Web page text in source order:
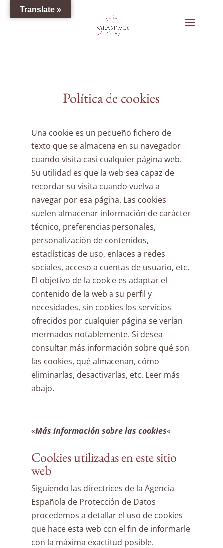
Política de cookies
Una cookie es un pequeño fichero de
texto que se almacena en su navegador
cuando visita casi cualquier página web.
Su utilidad es que la web sea capaz de
recordar su visita cuando vuelva a
navegar por esa página. Las cookies
suelen almacenar información de carácter
técnico, preferencias personales,
personalización de contenidos,
estadísticas de uso, enlaces a redes
sociales, acceso a cuentas de usuario, etc.
El objetivo de la cookie es adaptar el
contenido de la web a su perfil y
necesidades, sin cookies los servicios
ofrecidos por cualquier página se verían
mermados notablemente. Si desea
consultar más información sobre qué son
las cookies, qué almacenan, cómo
eliminarlas, desactivarlas, etc. Leer más
abajo.
«Más información sobre las cookies«
Cookies utilizadas en este sitio
web
Siguiendo las directrices de la Agencia
Española de Protección de Datos
procedemos a detallar el uso de cookies
que hace esta web con el fin de informarle
con la máxima exactitud posible.
Translate »